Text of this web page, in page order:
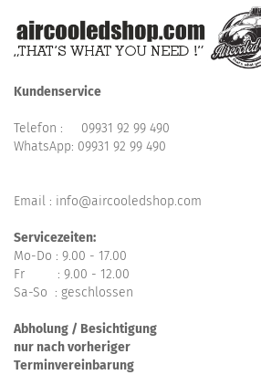
Kundenservice
Telefon : 09931 92 99 490
WhatsApp: 09931 92 99 490
Email : info@aircooledshop.com
Servicezeiten:
Mo-Do : 9.00 - 17.00
Fr : 9.00 - 12.00
Sa-So : geschlossen
Abholung / Besichtigung
nur nach vorheriger
Terminvereinbarung